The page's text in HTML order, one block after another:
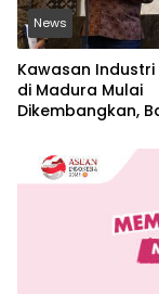
News
Kawasan
di Madura Mulai
Dikembangkan,